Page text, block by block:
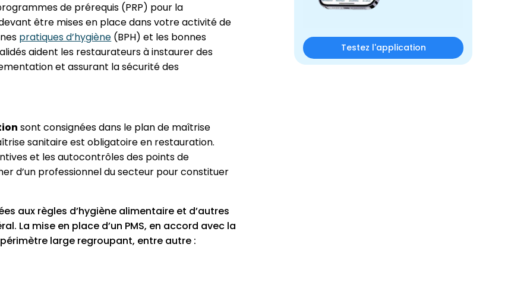
de prérequis (PRP) pour la
être mises en place dans votre activité de
pratiques d’hygiène (BPH) et les bonnes
aident les restaurateurs à instaurer des
et assurant la sécurité des
sont consignées dans le plan de maîtrise
sanitaire est obligatoire en restauration.
et les autocontrôles des points de
d’un professionnel du secteur pour constituer
aux règles d’hygiène alimentaire et d’autres
La mise en place d’un PMS, en accord avec la
large regroupant, entre autre :
Testez l'application